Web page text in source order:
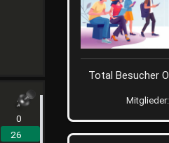
1
0
26
Total Besucher
Mitglieder: